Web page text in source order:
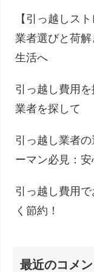
【引っ越しス
業者選びと荷
生活へ
引っ越し費用
業者を探して
引っ越し業者
ーマン必見：
引っ越し費用
く節約！
最近のコメン